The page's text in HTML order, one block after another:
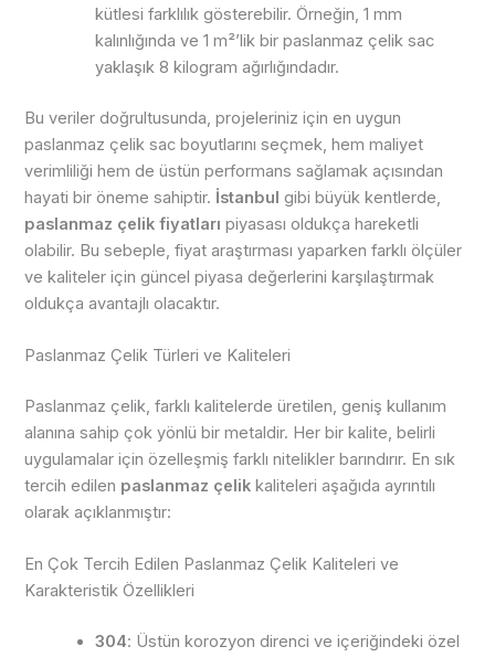
kütlesi farklılık gösterebilir. Örneğin, 1 mm
kalınlığında ve 1 m²’lik bir paslanmaz çelik sac
yaklaşık 8 kilogram ağırlığındadır.
Bu veriler doğrultusunda, projeleriniz için en uygun
paslanmaz çelik sac boyutlarını seçmek, hem maliyet
verimliliği hem de üstün performans sağlamak açısından
hayati bir öneme sahiptir. İstanbul gibi büyük kentlerde,
paslanmaz çelik fiyatları piyasası oldukça hareketli
olabilir. Bu sebeple, fiyat araştırması yaparken farklı ölçüler
ve kaliteler için güncel piyasa değerlerini karşılaştırmak
oldukça avantajlı olacaktır.
Paslanmaz Çelik Türleri ve Kaliteleri
Paslanmaz çelik, farklı kalitelerde üretilen, geniş kullanım
alanına sahip çok yönlü bir metaldir. Her bir kalite, belirli
uygulamalar için özelleşmiş farklı nitelikler barındırır. En sık
tercih edilen paslanmaz çelik kaliteleri aşağıda ayrıntılı
olarak açıklanmıştır:
En Çok Tercih Edilen Paslanmaz Çelik Kaliteleri ve
Karakteristik Özellikleri
304: Üstün korozyon direnci ve içeriğindeki özel